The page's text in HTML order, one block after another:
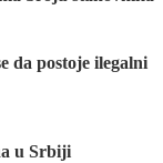
da postoje ilegalni
u Srbiji